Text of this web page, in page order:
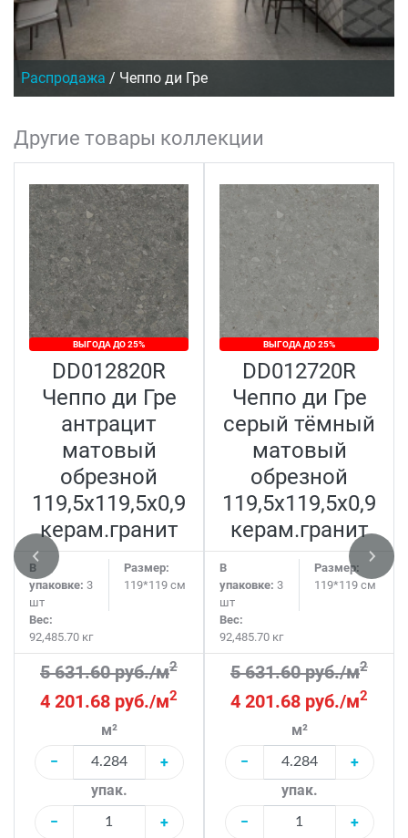
Распродажа / Чеппо ди Гре
Другие товары коллекции
ВЫГОДА ДО 25%
DD012820R
Чеппо ди Гре
антрацит
матовый
обрезной
119,5x119,5x0,9
керам.гранит
В
упаковке: 3
шт
Размер:
119*119 см
Вес:
92,485.70 кг
5 631.60 руб./м2
4 201.68 руб./м2
м²
−
+
упак.
−
+
ВЫГОДА ДО 25%
DD012720R
Чеппо ди Гре
серый тёмный
матовый
обрезной
119,5x119,5x0,9
керам.гранит
В
упаковке: 3
шт
Размер:
119*119 см
Вес:
92,485.70 кг
5 631.60 руб./м2
4 201.68 руб./м2
м²
−
+
упак.
−
+